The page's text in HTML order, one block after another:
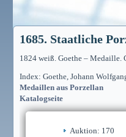
1685. Staatliche
1824 weiß. Goethe – Medaille.
Index: Goethe, Johann
Medaillen aus Porzellan
Katalogseite
Auktion: 170